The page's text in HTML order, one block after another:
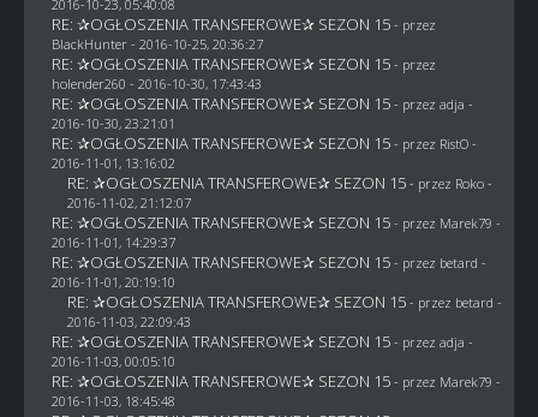
2016-10-23, 05:40:08
RE: ✰OGŁOSZENIA TRANSFEROWE✰ SEZON 15 - przez
BlackHunter- 2016-10-25, 20:36:27
RE: ✰OGŁOSZENIA TRANSFEROWE✰ SEZON 15 - przez
holender260 - 2016-10-30, 17:43:43
RE: ✰OGŁOSZENIA TRANSFEROWE✰ SEZON 15 - przez adja -
2016-10-30, 23:21:01
RE: ✰OGŁOSZENIA TRANSFEROWE✰ SEZON 15 - przez RistO-
2016-11-01, 13:16:02
RE: ✰OGŁOSZENIA TRANSFEROWE✰ SEZON 15 - przez Roko-
2016-11-02, 21:12:07
RE: ✰OGŁOSZENIA TRANSFEROWE✰ SEZON 15 - przez Marek79 -
2016-11-01, 14:29:37
RE: ✰OGŁOSZENIA TRANSFEROWE✰ SEZON 15 - przez betard -
2016-11-01, 20:19:10
RE: ✰OGŁOSZENIA TRANSFEROWE✰ SEZON 15 - przez betard -
2016-11-03, 22:09:43
RE: ✰OGŁOSZENIA TRANSFEROWE✰ SEZON 15 - przez adja -
2016-11-03, 00:05:10
RE: ✰OGŁOSZENIA TRANSFEROWE✰ SEZON 15 - przez Marek79 -
2016-11-03, 18:45:48